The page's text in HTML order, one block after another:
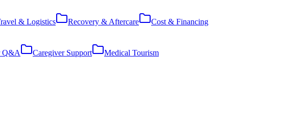
& Logistics Recovery & Aftercare
Cost & Financing
Q&A Caregiver Support
Medical Tourism